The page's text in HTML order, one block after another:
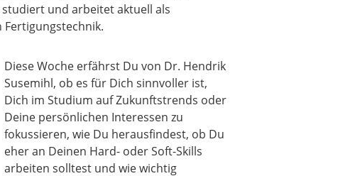
und arbeitet aktuell als
Diese Woche erfährst Du von Dr. Hendrik
Susemihl, ob es für Dich sinnvoller ist,
Dich im Studium auf Zukunftstrends oder
Deine persönlichen Interessen zu
fokussieren, wie Du herausfindest, ob Du
eher an Deinen Hard- oder Soft-Skills
arbeiten solltest und wie wichtig